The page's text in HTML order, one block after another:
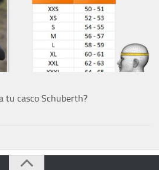
tu casco Schuberth?